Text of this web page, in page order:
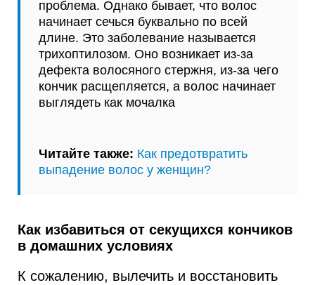
проблема. Однако бывает, что волос
начинает сечься буквально по всей
длине. Это заболевание называется
трихоптилозом. Оно возникает из-за
дефекта волосяного стержня, из-за чего
кончик расщепляется, а волос начинает
выглядеть как мочалка
Читайте также: Как предотвратить
выпадение волос у женщин?
Как избавиться от секущихся кончиков
в домашних условиях
К сожалению, вылечить и восстановить